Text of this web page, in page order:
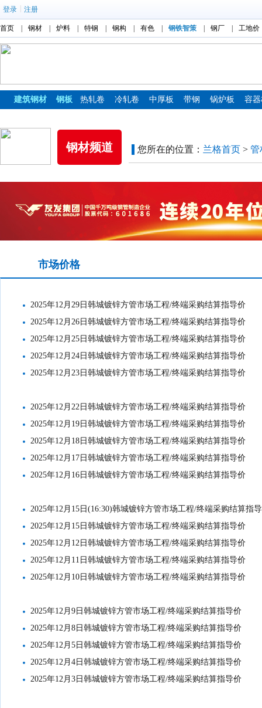
登录 注册
首页 钢材 炉料 特钢 钢构 有色 钢铁智策 钢厂 工地价
建筑钢材 钢板 热轧卷 冷轧卷 中厚板 带钢 锅炉板 容
钢材频道 您所在的位置： 兰格首页 > 管
市场价格
2025年12月29日韩城镀锌方管市场工程/终端采购结算指导价
2025年12月26日韩城镀锌方管市场工程/终端采购结算指导价
2025年12月25日韩城镀锌方管市场工程/终端采购结算指导价
2025年12月24日韩城镀锌方管市场工程/终端采购结算指导价
2025年12月23日韩城镀锌方管市场工程/终端采购结算指导价
2025年12月22日韩城镀锌方管市场工程/终端采购结算指导价
2025年12月19日韩城镀锌方管市场工程/终端采购结算指导价
2025年12月18日韩城镀锌方管市场工程/终端采购结算指导价
2025年12月17日韩城镀锌方管市场工程/终端采购结算指导价
2025年12月16日韩城镀锌方管市场工程/终端采购结算指导价
2025年12月15日(16:30)韩城镀锌方管市场工程/终端采购结算指
2025年12月15日韩城镀锌方管市场工程/终端采购结算指导价
2025年12月12日韩城镀锌方管市场工程/终端采购结算指导价
2025年12月11日韩城镀锌方管市场工程/终端采购结算指导价
2025年12月10日韩城镀锌方管市场工程/终端采购结算指导价
2025年12月9日韩城镀锌方管市场工程/终端采购结算指导价
2025年12月8日韩城镀锌方管市场工程/终端采购结算指导价
2025年12月5日韩城镀锌方管市场工程/终端采购结算指导价
2025年12月4日韩城镀锌方管市场工程/终端采购结算指导价
2025年12月3日韩城镀锌方管市场工程/终端采购结算指导价